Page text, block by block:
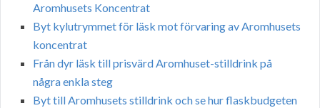
Aromhusets Koncentrat
Byt kylutrymmet för läsk mot förvaring av Aromhusets
koncentrat
Från dyr läsk till prisvärd Aromhuset-stilldrink på
några enkla steg
Byt till Aromhusets stilldrink och se hur flaskbudgeten